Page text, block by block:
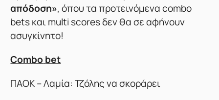
απόδοση», όπου τα προτεινόμενα combo
bets και multi scores δεν θα σε αφήνουν
ασυγκίνητο!
Combo bet
ΠΑΟΚ – Λαμία: Τζόλης να σκοράρει